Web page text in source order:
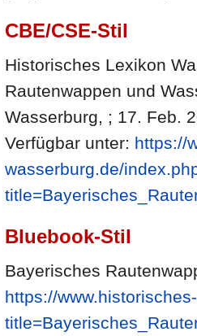
CBE/CSE-Stil
Historisches Lexikon
Rautenwappen und
Wasserburg, ; 17. Feb.
Verfügbar unter: https://
wasserburg.de/
Bluebook-Stil
Bayerisches
https://